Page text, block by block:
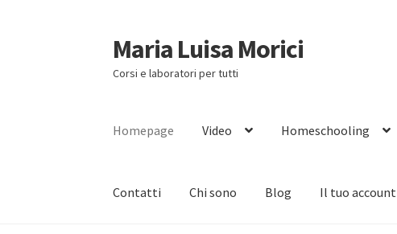
Vai
alla
navigazione
Vai
al
contenuto
Maria Luisa Morici
Corsi e laboratori per tutti
Homepage Video Homeschooling
Contatti Chi sono Blog Il tuo account